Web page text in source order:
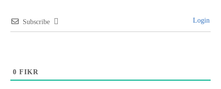
Subscribe Login
0 FIKR